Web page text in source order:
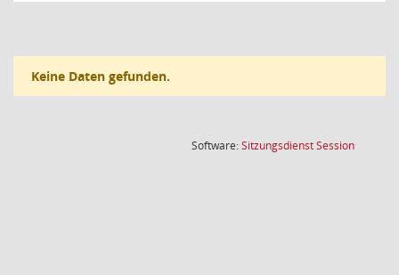
Keine Daten gefunden.
Software:SitzungsdienstSession(Wird in